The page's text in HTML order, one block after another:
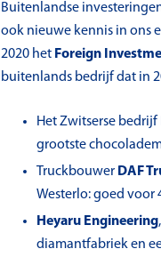
Buitenlandse
ook nieuwe kennis in ons
2020 het Foreign
buitenlands bedrijf dat in
Het Zwitserse bedrijf
grootste
Truckbouwer DAF
Westerlo: goed voor
Heyaru Engineering
diamantfabriek en